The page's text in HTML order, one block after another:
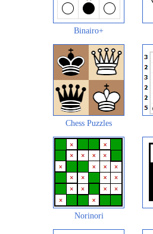
Binairo+
Chess Puzzles
Norinori